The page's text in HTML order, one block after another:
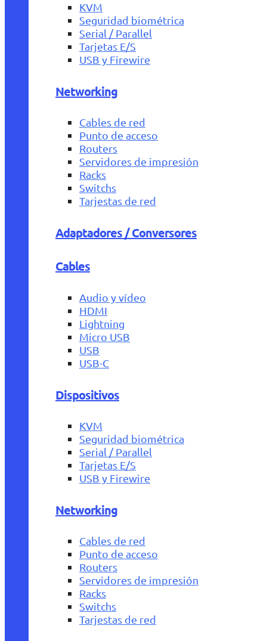
KVM
Seguridad biométrica
Serial / Parallel
Tarjetas E/S
USB y Firewire
Networking
Cables de red
Punto de acceso
Routers
Servidores de impresión
Racks
Switchs
Tarjestas de red
Adaptadores / Conversores
Cables
Audio y vídeo
HDMI
Lightning
Micro USB
USB
USB-C
Dispositivos
KVM
Seguridad biométrica
Serial / Parallel
Tarjetas E/S
USB y Firewire
Networking
Cables de red
Punto de acceso
Routers
Servidores de impresión
Racks
Switchs
Tarjestas de red